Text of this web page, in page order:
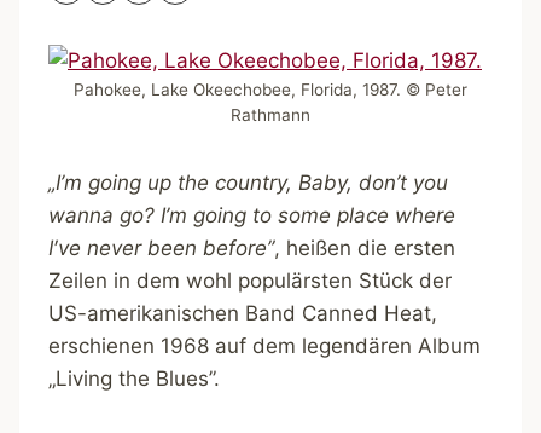
Pahokee, Lake Okeechobee, Florida, 1987. © Peter
Rathmann
„I’m going up the country, Baby, don’t you
wanna go? I’m going to some place where
I′ve never been before”, heißen die ersten
Zeilen in dem wohl populärsten Stück der
US-amerikanischen Band Canned Heat,
erschienen 1968 auf dem legendären Album
„Living the Blues”.